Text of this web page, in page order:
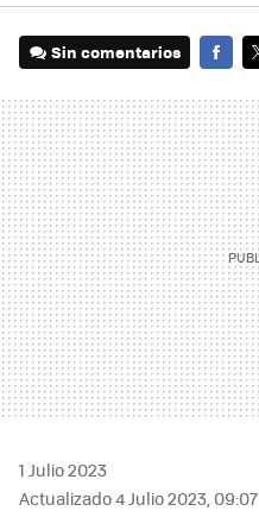
Sin comentarios
1 Julio 2023
Actualizado 4 Julio 2023, 09:07